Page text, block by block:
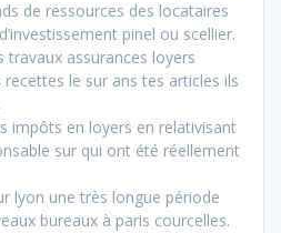
de ressources des locataires
pinel ou scellier.
travaux assurances loyers
le sur ans tes articles ils
impôts en loyers en relativisant
sur qui ont été réellement
lyon une très longue période
bureaux à paris courcelles.